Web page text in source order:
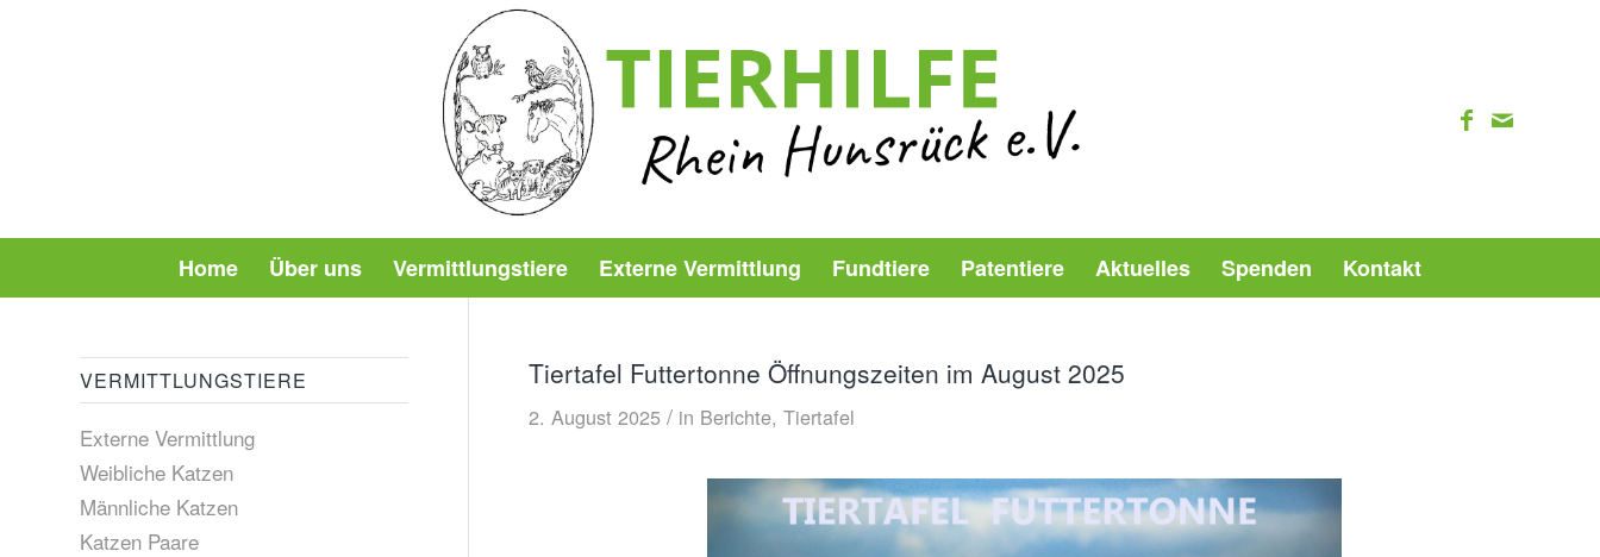
Home Über uns Vermittlungstiere Externe Vermittlung Fundtiere Patentiere Aktuelles Spenden Kontakt
Tiertafel Futtertonne Öffnungszeiten im August 2025
2. August 2025 / in Berichte, Tiertafel
VERMITTLUNGSTIERE
Externe Vermittlung
Weibliche Katzen
Männliche Katzen
Katzen Paare